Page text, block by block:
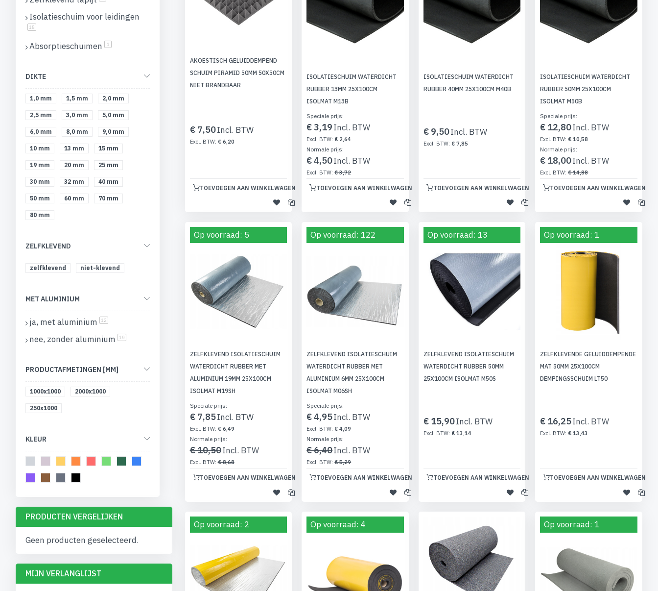
AKOESTISCH GELUIDDEMPEND
SCHUIM PIRAMID 50MM 50X50CM
NIET BRANDBAAR
€ 7,50
€ 6,20
TOEVOEGEN AAN WINKELWAGEN
ISOLATIESCHUIM WATERDICHT
RUBBER 13MM 25X100CM
ISOLMAT M13B
Speciale prijs
€ 3,19
€ 2,64
Normale prijs
€ 4,50
€ 3,72
TOEVOEGEN AAN WINKELWAGEN
ISOLATIESCHUIM WATERDICHT
RUBBER 40MM 25X100CM M40B
€ 9,50
€ 7,85
TOEVOEGEN AAN WINKELWAGEN
ISOLATIESCHUIM WATERDICHT
RUBBER 50MM 25X100CM
ISOLMAT M50B
Speciale prijs
€ 12,80
€ 10,58
Normale prijs
€ 18,00
€ 14,88
TOEVOEGEN AAN WINKELWAGEN
Op voorraad: 5
ZELFKLEVEND ISOLATIESCHUIM
WATERDICHT RUBBER MET
ALUMINIUM 19MM 25X100CM
ISOLMAT M19SH
Speciale prijs
€ 7,85
€ 6,49
Normale prijs
€ 10,50
€ 8,68
TOEVOEGEN AAN WINKELWAGEN
Op voorraad: 122
ZELFKLEVEND ISOLATIESCHUIM
WATERDICHT RUBBER MET
ALUMINIUM 6MM 25X100CM
ISOLMAT M06SH
Speciale prijs
€ 4,95
€ 4,09
Normale prijs
€ 6,40
€ 5,29
TOEVOEGEN AAN WINKELWAGEN
Op voorraad: 13
ZELFKLEVEND ISOLATIESCHUIM
WATERDICHT RUBBER 50MM
25X100CM ISOLMAT M50S
€ 15,90
€ 13,14
TOEVOEGEN AAN WINKELWAGEN
Op voorraad: 1
ZELFKLEVENDE GELUIDDEMPENDE
MAT 50MM 25X100CM
DEMPINGSSCHUIM LT50
€ 16,25
€ 13,43
TOEVOEGEN AAN WINKELWAGEN
Op voorraad: 2 Op voorraad: 4 Op voorraad: 1
Isolatieschuim voor leidingen
18
Absorptieschuimen 1
DIKTE
1,0 mm 1,5 mm 2,0 mm
2,5 mm 3,0 mm 5,0 mm
6,0 mm 8,0 mm 9,0 mm
10 mm 13 mm 15 mm
19 mm 20 mm 25 mm
30 mm 32 mm 40 mm
50 mm 60 mm 70 mm
80 mm
ZELFKLEVEND
zelfklevend niet-klevend
MET ALUMINIUM
ja, met aluminium 12
nee, zonder aluminium 19
PRODUCTAFMETINGEN [MM]
1000x1000 2000x1000
250x1000
KLEUR
PRODUCTEN VERGELIJKEN
Geen producten geselecteerd.
MIJN VERLANGLIJST